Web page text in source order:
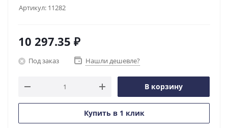
Артикул: 11282
10 297.35 ₽
Под заказ Нашли дешевле?
В корзину
Купить в 1 клик